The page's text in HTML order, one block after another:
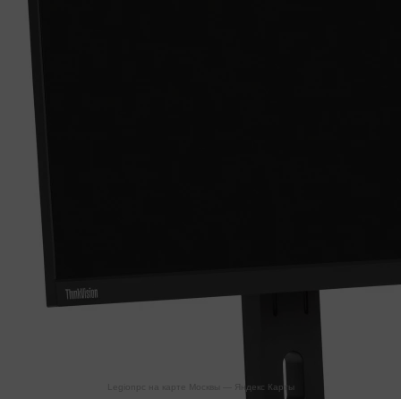
Legionpc на карте Москвы — Яндекс Карты